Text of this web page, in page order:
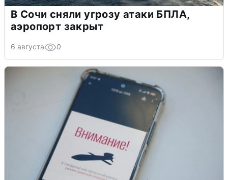
В Сочи сняли угрозу атаки БПЛА,
аэропорт закрыт
6 августа 0